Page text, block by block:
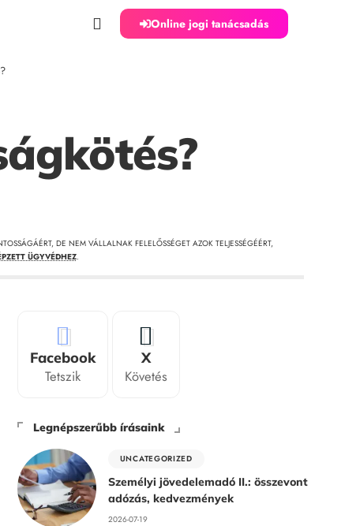
Online jogi tanácsadás
DE NEM VÁLLALNAK FELELŐSSÉGET AZOK TELJESSÉGÉÉRT,
ÜGYVÉDHEZ.
Facebook
Tetszik
X
Követés
Legnépszerűbb írásaink
UNCATEGORIZED
Személyi jövedelemadó II.: összevont
adózás, kedvezmények
2026-07-19